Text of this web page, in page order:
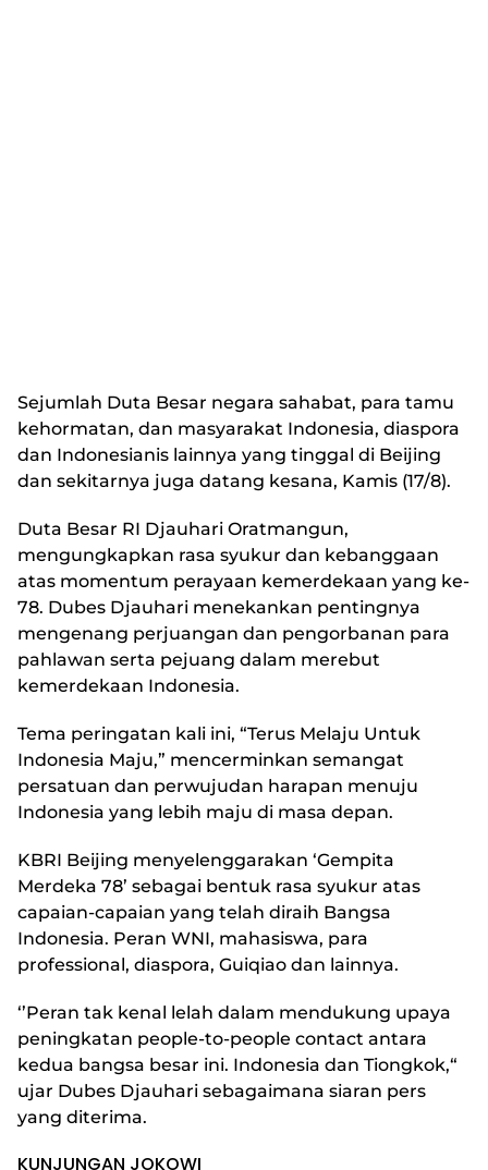
Sejumlah Duta Besar negara sahabat, para tamu
kehormatan, dan masyarakat Indonesia, diaspora
dan Indonesianis lainnya yang tinggal di Beijing
dan sekitarnya juga datang kesana, Kamis (17/8).
Duta Besar RI Djauhari Oratmangun,
mengungkapkan rasa syukur dan kebanggaan
atas momentum perayaan kemerdekaan yang ke-
78. Dubes Djauhari menekankan pentingnya
mengenang perjuangan dan pengorbanan para
pahlawan serta pejuang dalam merebut
kemerdekaan Indonesia.
Tema peringatan kali ini, “Terus Melaju Untuk
Indonesia Maju,” mencerminkan semangat
persatuan dan perwujudan harapan menuju
Indonesia yang lebih maju di masa depan.
KBRI Beijing menyelenggarakan ‘Gempita
Merdeka 78’ sebagai bentuk rasa syukur atas
capaian-capaian yang telah diraih Bangsa
Indonesia. Peran WNI, mahasiswa, para
professional, diaspora, Guiqiao dan lainnya.
‘’Peran tak kenal lelah dalam mendukung upaya
peningkatan people-to-people contact antara
kedua bangsa besar ini. Indonesia dan Tiongkok,“
ujar Dubes Djauhari sebagaimana siaran pers
yang diterima.
KUNJUNGAN JOKOWI